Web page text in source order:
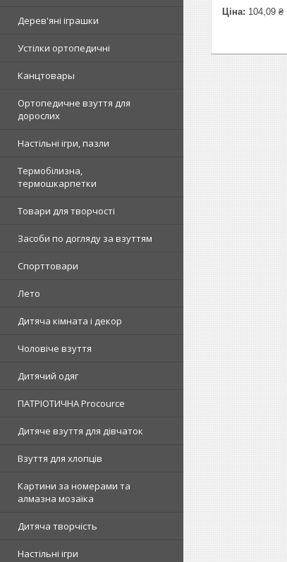
Дерев'яні іграшки
Устілки ортопедичні
Канцтовары
Ортопедичне взуття для
дорослих
Настільні ігри, пазли
Термобілизна,
термошкарпетки
Товари для творчості
Засоби по догляду за взуттям
Спорттовари
Лето
Дитяча кімната і декор
Чоловіче взуття
Дитячий одяг
ПАТРІОТИЧНА Procource
Дитяче взуття для дівчаток
Взуття для хлопців
Картини за номерами та
алмазна мозаїка
Дитяча творчість
Настільні ігри
Ціна: 104,09 ₴